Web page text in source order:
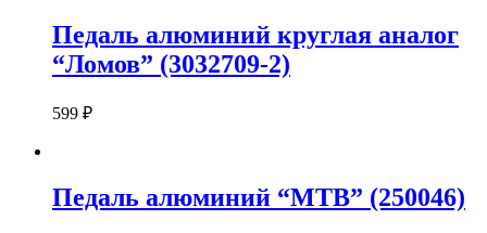
Педаль алюминий круглая аналог
“Ломов” (3032709-2)
599 ₽
Педаль алюминий “MTB” (250046)